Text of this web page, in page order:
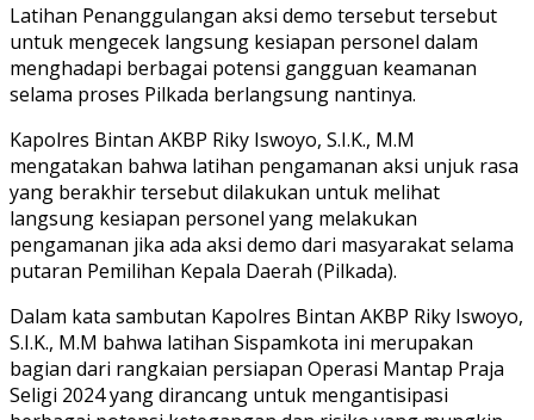
Latihan Penanggulangan aksi demo tersebut tersebut
untuk mengecek langsung kesiapan personel dalam
menghadapi berbagai potensi gangguan keamanan
selama proses Pilkada berlangsung nantinya.
Kapolres Bintan AKBP Riky Iswoyo, S.I.K., M.M
mengatakan bahwa latihan pengamanan aksi unjuk rasa
yang berakhir tersebut dilakukan untuk melihat
langsung kesiapan personel yang melakukan
pengamanan jika ada aksi demo dari masyarakat selama
putaran Pemilihan Kepala Daerah (Pilkada).
Dalam kata sambutan Kapolres Bintan AKBP Riky Iswoyo,
S.I.K., M.M bahwa latihan Sispamkota ini merupakan
bagian dari rangkaian persiapan Operasi Mantap Praja
Seligi 2024 yang dirancang untuk mengantisipasi